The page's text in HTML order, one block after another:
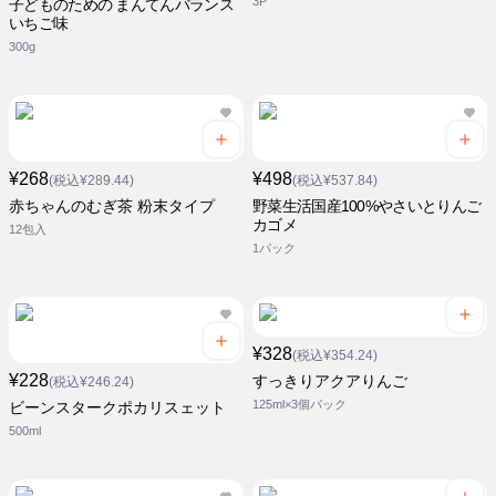
子どものための まんてんバランス
いちご味
300g
¥268(税込¥289.44)
赤ちゃんのむぎ茶 粉末タイプ
12包入
¥498(税込¥537.84)
野菜生活国産100%やさいとりんご
カゴメ
1パック
¥228(税込¥246.24)
ビーンスタークポカリスェット
500ml
¥328(税込¥354.24)
すっきりアクアりんご
125ml×3個パック